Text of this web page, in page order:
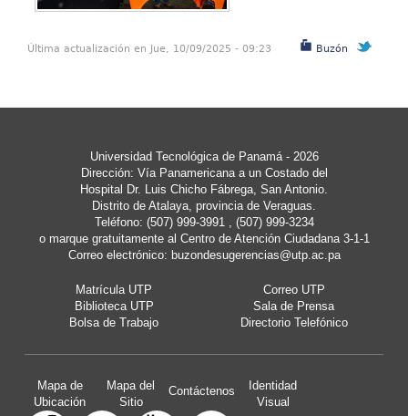
Buzón
Última actualización en Jue, 10/09/2025 - 09:23
Universidad Tecnológica de Panamá - 2026
Dirección: Vía Panamericana a un Costado del
Hospital Dr. Luis Chicho Fábrega, San Antonio.
Distrito de Atalaya, provincia de Veraguas.
Teléfono: (507) 999-3991 , (507) 999-3234
o marque gratuitamente al Centro de Atención Ciudadana 3-1-1
Correo electrónico: buzondesugerencias@utp.ac.pa
Matrícula UTP
Correo UTP
Biblioteca UTP
Sala de Prensa
Bolsa de Trabajo
Directorio Telefónico
Mapa de
Ubicación
Mapa del
Sitio
Contáctenos
Identidad
Visual